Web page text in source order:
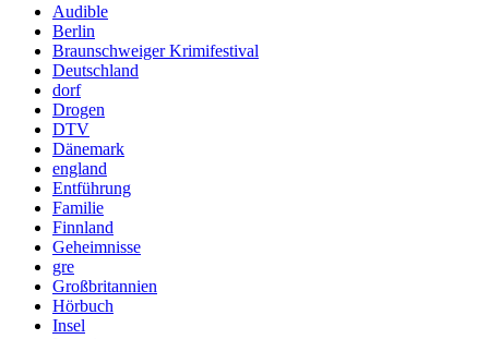
Audible
Berlin
Braunschweiger Krimifestival
Deutschland
dorf
Drogen
DTV
Dänemark
england
Entführung
Familie
Finnland
Geheimnisse
gre
Großbritannien
Hörbuch
Insel